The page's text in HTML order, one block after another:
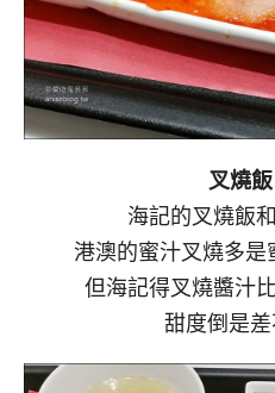
叉燒
海記的叉燒飯
港澳的蜜汁叉燒多是
但海記得叉燒醬汁
甜度倒是